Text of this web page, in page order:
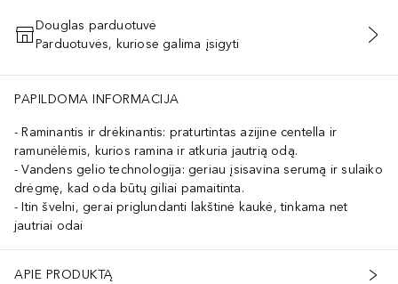
PRIDĖTI Į KREPŠELĮ
Douglas parduotuvė
Parduotuvės, kuriose galima įsigyti
PAPILDOMA INFORMACIJA
Raminantis ir drėkinantis: praturtintas azijine centella ir
ramunėlėmis, kurios ramina ir atkuria jautrią odą.
Vandens gelio technologija: geriau įsisavina serumą ir sulaiko
drėgmę, kad oda būtų giliai pamaitinta.
Itin švelni, gerai priglundanti lakštinė kaukė, tinkama net
jautriai odai
APIE PRODUKTĄ